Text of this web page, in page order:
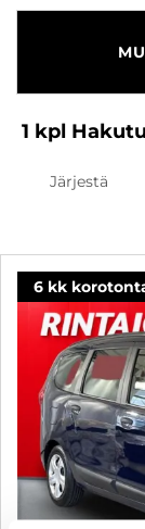
1 kpl
Järjestä
6 kk